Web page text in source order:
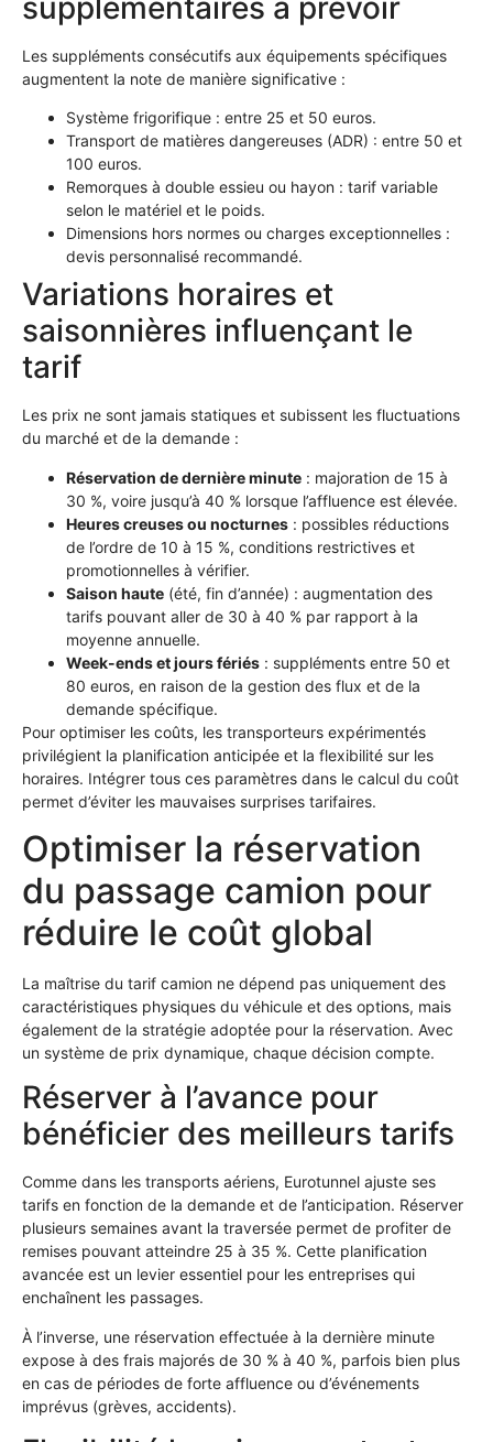
supplémentaires à prévoir
Les suppléments consécutifs aux équipements spécifiques
augmentent la note de manière significative :
Système frigorifique : entre 25 et 50 euros.
Transport de matières dangereuses (ADR) : entre 50 et
100 euros.
Remorques à double essieu ou hayon : tarif variable
selon le matériel et le poids.
Dimensions hors normes ou charges exceptionnelles :
devis personnalisé recommandé.
Variations horaires et
saisonnières influençant le
tarif
Les prix ne sont jamais statiques et subissent les fluctuations
du marché et de la demande :
Réservation de dernière minute : majoration de 15 à
30 %, voire jusqu’à 40 % lorsque l’affluence est élevée.
Heures creuses ou nocturnes : possibles réductions
de l’ordre de 10 à 15 %, conditions restrictives et
promotionnelles à vérifier.
Saison haute (été, fin d’année) : augmentation des
tarifs pouvant aller de 30 à 40 % par rapport à la
moyenne annuelle.
Week-ends et jours fériés : suppléments entre 50 et
80 euros, en raison de la gestion des flux et de la
demande spécifique.
Pour optimiser les coûts, les transporteurs expérimentés
privilégient la planification anticipée et la flexibilité sur les
horaires. Intégrer tous ces paramètres dans le calcul du coût
permet d’éviter les mauvaises surprises tarifaires.
Optimiser la réservation
du passage camion pour
réduire le coût global
La maîtrise du tarif camion ne dépend pas uniquement des
caractéristiques physiques du véhicule et des options, mais
également de la stratégie adoptée pour la réservation. Avec
un système de prix dynamique, chaque décision compte.
Réserver à l’avance pour
bénéficier des meilleurs tarifs
Comme dans les transports aériens, Eurotunnel ajuste ses
tarifs en fonction de la demande et de l’anticipation. Réserver
plusieurs semaines avant la traversée permet de profiter de
remises pouvant atteindre 25 à 35 %. Cette planification
avancée est un levier essentiel pour les entreprises qui
enchaînent les passages.
À l’inverse, une réservation effectuée à la dernière minute
expose à des frais majorés de 30 % à 40 %, parfois bien plus
en cas de périodes de forte affluence ou d’événements
imprévus (grèves, accidents).